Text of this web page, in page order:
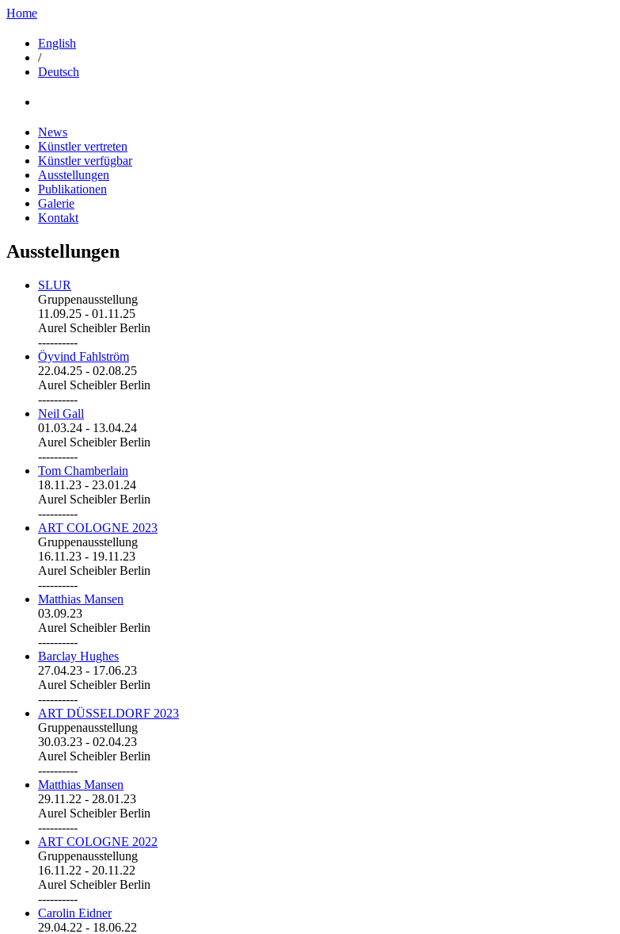
Home
English
/
Deutsch
News
Künstler vertreten
Künstler verfügbar
Ausstellungen
Publikationen
Galerie
Kontakt
Ausstellungen
SLUR
Gruppenausstellung
11.09.25 - 01.11.25
Aurel Scheibler Berlin
----------
Öyvind Fahlström
22.04.25 - 02.08.25
Aurel Scheibler Berlin
----------
Neil Gall
01.03.24 - 13.04.24
Aurel Scheibler Berlin
----------
Tom Chamberlain
18.11.23 - 23.01.24
Aurel Scheibler Berlin
----------
ART COLOGNE 2023
Gruppenausstellung
16.11.23 - 19.11.23
Aurel Scheibler Berlin
----------
Matthias Mansen
03.09.23
Aurel Scheibler Berlin
----------
Barclay Hughes
27.04.23 - 17.06.23
Aurel Scheibler Berlin
----------
ART DÜSSELDORF 2023
Gruppenausstellung
30.03.23 - 02.04.23
Aurel Scheibler Berlin
----------
Matthias Mansen
29.11.22 - 28.01.23
Aurel Scheibler Berlin
----------
ART COLOGNE 2022
Gruppenausstellung
16.11.22 - 20.11.22
Aurel Scheibler Berlin
----------
Carolin Eidner
29.04.22 - 18.06.22